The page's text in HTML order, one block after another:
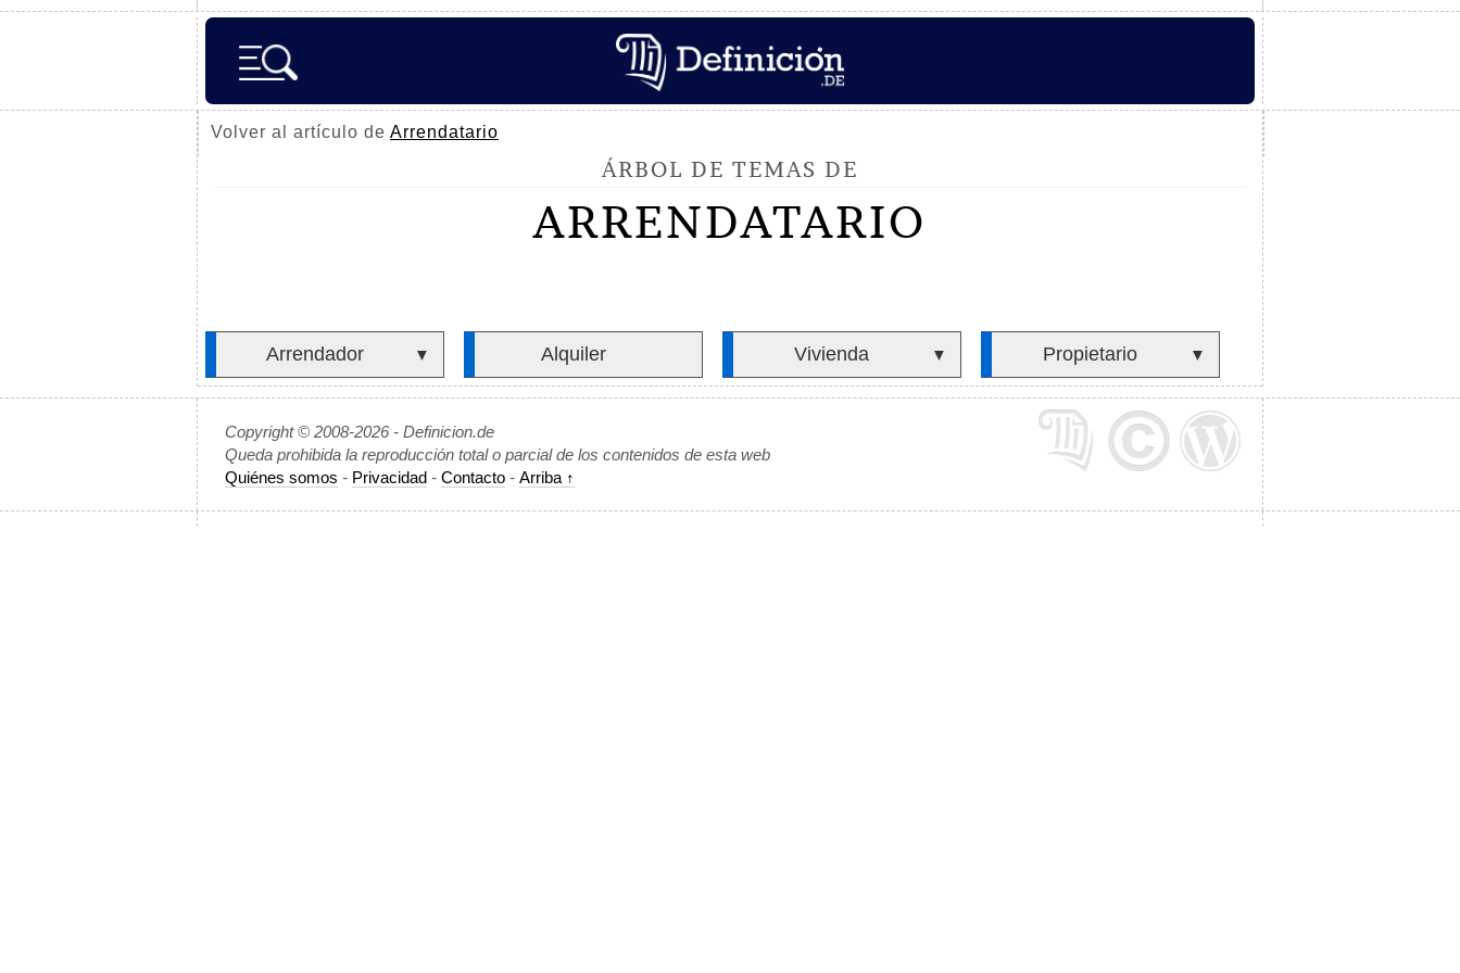
Volver al artículo de Arrendatario
ÁRBOL DE TEMAS DE
ARRENDATARIO
Arrendador ▼ Alquiler Vivienda ▼ Propietario ▼
Copyright © 2008-2026 - Definicion.de
Queda prohibida la reproducción total o parcial de los contenidos de esta web
Quiénes somos - Privacidad - Contacto - Arriba ↑